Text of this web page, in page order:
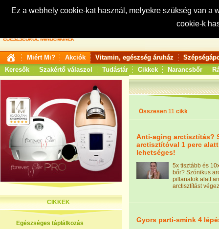
Ez a webhely cookie-kat használ, melyekre szükség van
cookie-k
Keresés:
Miért Mi? Akciók Vitamin, egészség áruház
Keresők
Szakértő válaszol Tudástár Cikkek Narancsbőr
CIKKEK
Egészséges táplálkozás
Összesen 11 cikk
Anti-aging arctisztítás?
arctisztítóval 1 perc alatt
lehetséges!
5x tisztább és
bőr? Szónikus
pillanatok alatt
arctisztítást
Gyors parti-smink 4